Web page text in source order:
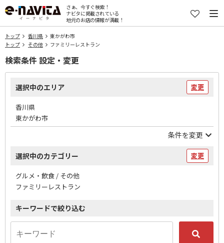
さぁ、今すぐ検索！
ナビタに掲載されている
地元のお店の情報が満載！
トップ 香川県
東かがわ市
トップ
その他 ファミリーレストラン
検索条件 設定・変更
選択中のエリア 変更
香川県
東かがわ市
条件を変更
選択中のカテゴリー 変更
グルメ・飲食 / その他
ファミリーレストラン
キーワードで絞り込む